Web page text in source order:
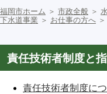
福岡市ホーム ＞ 市政全般 ＞
下水道事業 ＞ お仕事の方へ ＞
責任技術者制度と
責任技術者制度に